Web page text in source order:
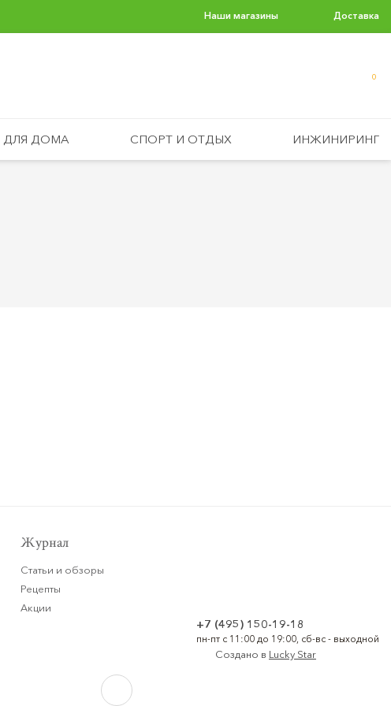
Наши магазины Доставка
0
ДЛЯ ДОМА СПОРТ И ОТДЫХ ИНЖИНИРИНГ
Журнал
Статьи и обзоры
Рецепты
Акции
+7 (495) 150-19-18
пн-пт с 11:00 до 19:00, сб-вс - выходной
Создано в Lucky Star